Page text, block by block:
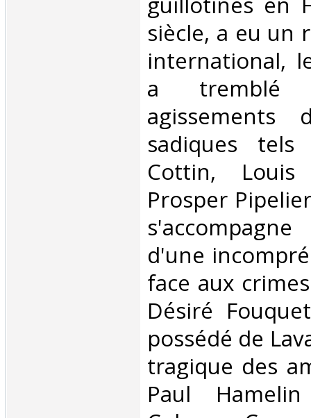
siècle, a eu un
international,
a tremblé
agissements
sadiques tels
Cottin,
Prosper
d'une
face aux
Désiré
possédé de
tragique des
Paul